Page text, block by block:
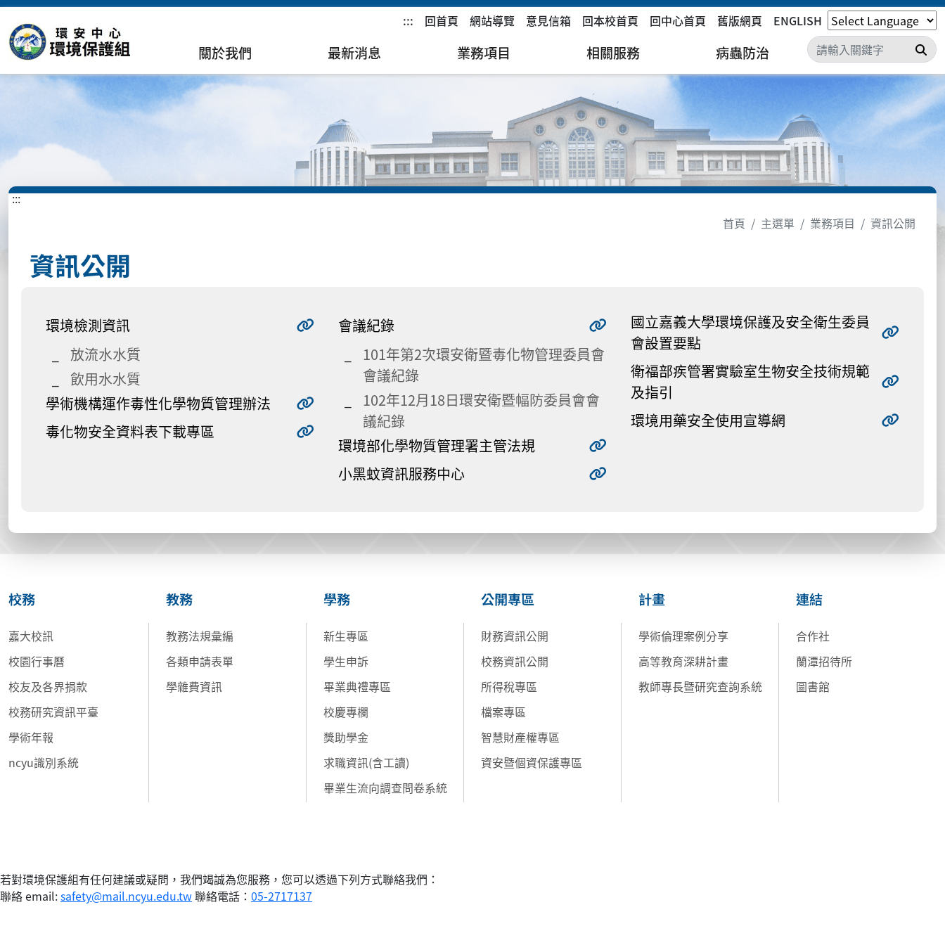
::: 回首頁 網站導覽 意見信箱 回本校首頁 回中心首頁 舊版網頁 ENGLISH
關於我們 最新消息 業務項目 相關服務 病蟲防治 搜
:::
首頁
主選單 業務項目 資訊公開
資訊公開
環境檢測資訊
放流水水質
飲用水水質
學術機構運作毒性化學物質管理辦法
毒化物安全資料表下載專區
會議紀錄
101年第2次環安衛暨毒化物管理委員會
會議紀錄
102年12月18日環安衛暨幅防委員會會
議紀錄
環境部化學物質管理署主管法規
小黑蚊資訊服務中心
國立嘉義大學環境保護及安全衛生委員
會設置要點
衛福部疾管署實驗室生物安全技術規範
及指引
環境用藥安全使用宣導網
校務
嘉大校訊
校園行事曆
校友及各界捐款
校務研究資訊平臺
學術年報
ncyu識別系統
教務
教務法規彙編
各類申請表單
學雜費資訊
學務
新生專區
學生申訴
畢業典禮專區
校慶專欄
獎助學金
求職資訊(含工讀)
畢業生流向調查問卷系統
公開專區
財務資訊公開
校務資訊公開
所得稅專區
檔案專區
智慧財產權專區
資安暨個資保護專區
計畫
學術倫理案例分享
高等教育深耕計畫
教師專長暨研究查詢系統
連結
合作社
蘭潭招待所
圖書館
若對環境保護組有任何建議或疑問，我們竭誠為您服務，您可以透過下列方式聯絡我們：
聯絡 email:safety@mail.ncyu.edu.tw聯絡電話： 05-2717137